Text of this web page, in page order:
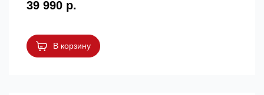
39 990 р.
В корзину